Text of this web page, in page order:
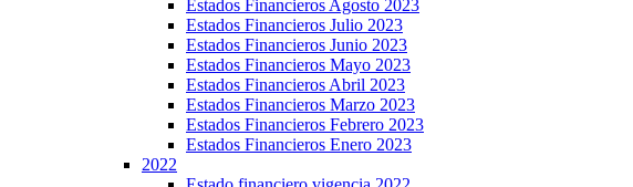
Estados Financieros Agosto 2023
Estados Financieros Julio 2023
Estados Financieros Junio 2023
Estados Financieros Mayo 2023
Estados Financieros Abril 2023
Estados Financieros Marzo 2023
Estados Financieros Febrero 2023
Estados Financieros Enero 2023
2022